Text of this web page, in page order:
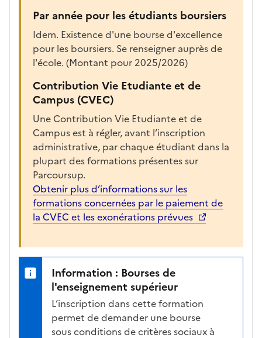
a
c
h
e
l
a
f
o
m
a
t
o
s
é
l
e
c
Par année pour les étudiants boursiers
Idem. Existence d'une bourse d'excellence
pour les boursiers. Se renseigner auprès de
l'école. (Montant pour 2025/2026)
Contribution Vie Etudiante et de
Campus (CVEC)
Une Contribution Vie Etudiante et de
Campus est à régler, avant l’inscription
administrative, par chaque étudiant dans la
plupart des formations présentes sur
Parcoursup.
Obtenir plus d’informations sur les
formations concernées par le paiement de
la CVEC et les exonérations prévues
Information : Bourses de
l'enseignement supérieur
L’inscription dans cette formation
permet de demander une bourse
sous conditions de critères sociaux à